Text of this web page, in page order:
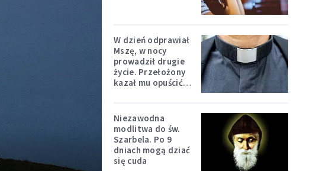
W dzień odprawiał
Mszę, w nocy
prowadził drugie
życie. Przełożony
kazał mu opuścić
Niezawodna
modlitwa do św.
Szarbela. Po 9
dniach mogą dziać
się cuda